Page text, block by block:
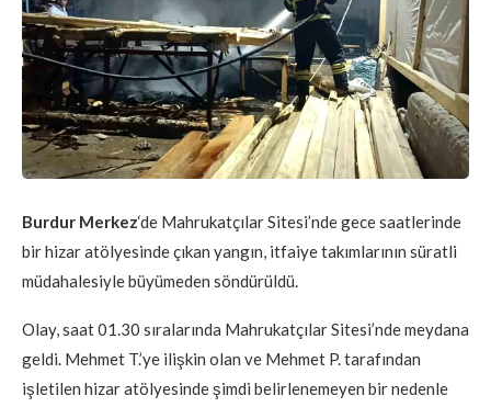
Burdur Merkez‘de Mahrukatçılar Sitesi’nde gece saatlerinde
bir hizar atölyesinde çıkan yangın, itfaiye takımlarının süratli
müdahalesiyle büyümeden söndürüldü.
Olay, saat 01.30 sıralarında Mahrukatçılar Sitesi’nde meydana
geldi. Mehmet T.’ye ilişkin olan ve Mehmet P. tarafından
işletilen hizar atölyesinde şimdi belirlenemeyen bir nedenle